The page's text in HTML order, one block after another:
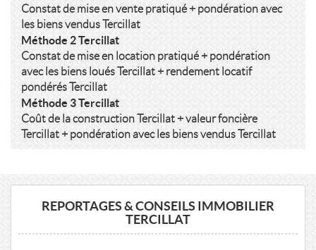
Constat de mise en vente pratiqué + pondération avec
les biens vendus Tercillat
Méthode 2 Tercillat
Constat de mise en location pratiqué + pondération
avec les biens loués Tercillat + rendement locatif
pondérés Tercillat
Méthode 3 Tercillat
Coût de la construction Tercillat + valeur foncière
Tercillat + pondération avec les biens vendus Tercillat
REPORTAGES & CONSEILS IMMOBILIER
TERCILLAT